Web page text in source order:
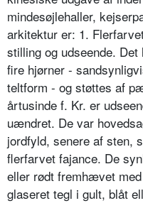
mindesøjlehaller,
arkitektur er: 1.
stilling og udseende.
fire hjørner -
teltform - og støttes af
årtusinde f. Kr. er
uændret. De var
jordfyld, senere af sten,
flerfarvet fajance. De
eller rødt fremhævet
glaseret tegl i gult, blåt